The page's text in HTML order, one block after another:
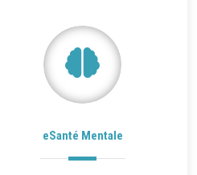
eSanté Mentale